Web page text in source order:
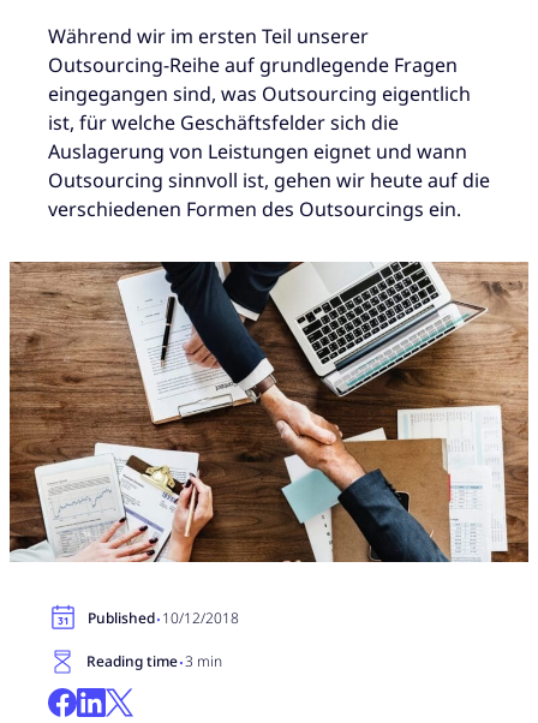
Während wir im ersten Teil unserer
Outsourcing-Reihe auf grundlegende Fragen
eingegangen sind, was Outsourcing eigentlich
ist, für welche Geschäftsfelder sich die
Auslagerung von Leistungen eignet und wann
Outsourcing sinnvoll ist, gehen wir heute auf die
verschiedenen Formen des Outsourcings ein.
Published·10/12/2018
Reading time·3 min